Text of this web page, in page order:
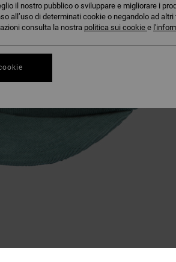
il nostro pubblico o sviluppare e migliorare i
all’uso di determinati cookie o negandolo ad
consulta la nostra politica sui cookie e